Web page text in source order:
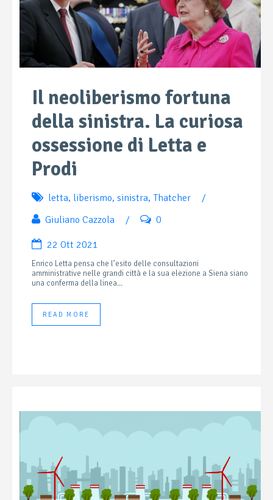
Il neoliberismo fortuna
della sinistra. La curiosa
ossessione di Letta e
Prodi
letta, liberismo, sinistra, Thatcher
/
Giuliano Cazzola
/ 0
22 Ott 2021
Enrico Letta pensa che l’esito delle consultazioni
amministrative nelle grandi città e la sua elezione a Siena siano
una conferma della linea...
READ MORE